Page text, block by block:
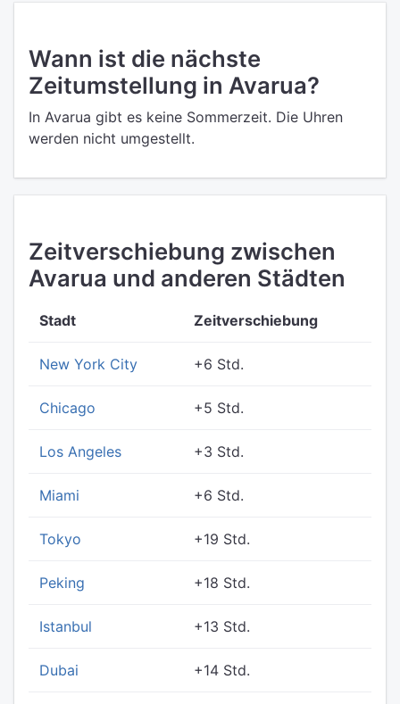
Wann ist die nächste
Zeitumstellung in Avarua?
In Avarua gibt es keine Sommerzeit. Die Uhren
werden nicht umgestellt.
Zeitverschiebung zwischen
Avarua und anderen Städten
Stadt Zeitverschiebung
New York City +6 Std.
Chicago +5 Std.
Los Angeles +3 Std.
Miami +6 Std.
Tokyo +19 Std.
Peking +18 Std.
Istanbul +13 Std.
Dubai +14 Std.